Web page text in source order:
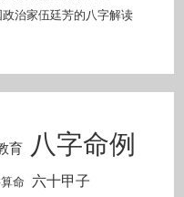
治家伍廷芳的八字解读
育 八字命例
命 六十甲子